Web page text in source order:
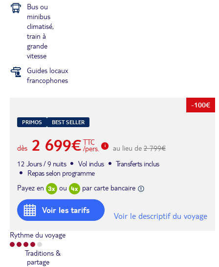
Bus ou
minibus
climatisé,
train à
grande
vitesse
Guides locaux
francophones
-100€
PRIMOS BEST SELLER
dès 2 699€ TTC
/pers. au lieu de 2 799€
12 Jours / 9 nuits
Vol inclus
Transferts inclus
Repas selon programme
Payez en
ou par carte bancaire
Voir les tarifs
Voir le descriptif du voyage
Rythme du voyage
Traditions &
partage